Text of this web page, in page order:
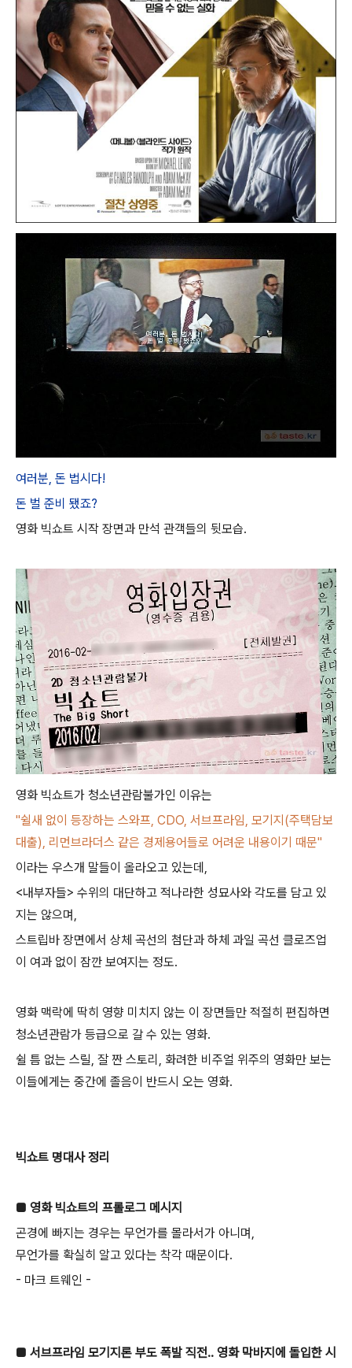
여러분, 돈 법시다!
돈 벌 준비 됐죠?
영화 빅쇼트 시작 장면과 만석 관객들의 뒷모습.
영화 빅쇼트가 청소년관람불가인 이유는
"쉴새 없이 등장하는 스와프, CDO, 서브프라임, 모기지(주택담보
대출), 리먼브라더스 같은 경제용어들로 어려운 내용이기 때문"
이라는 우스개 말들이 올라오고 있는데,
<내부자들> 수위의 대단하고 적나라한 성묘사와 각도를 담고 있
지는 않으며,
스트립바 장면에서 상체 곡선의 첨단과 하체 과일 곡선 클로즈업
이 여과 없이 잠깐 보여지는 정도.
영화 맥락에 딱히 영향 미치지 않는 이 장면들만 적절히 편집하면
청소년관람가 등급으로 갈 수 있는 영화.
쉴 틈 없는 스릴, 잘 짠 스토리, 화려한 비주얼 위주의 영화만 보는
이들에게는 중간에 졸음이 반드시 오는 영화.
빅쇼트 명대사 정리
■ 영화 빅쇼트의 프롤로그 메시지
곤경에 빠지는 경우는 무언가를 몰라서가 아니며,
무언가를 확실히 알고 있다는 착각 때문이다.
- 마크 트웨인 -
■ 서브프라임 모기지론 부도 폭발 직전.. 영화 막바지에 돌입한 시